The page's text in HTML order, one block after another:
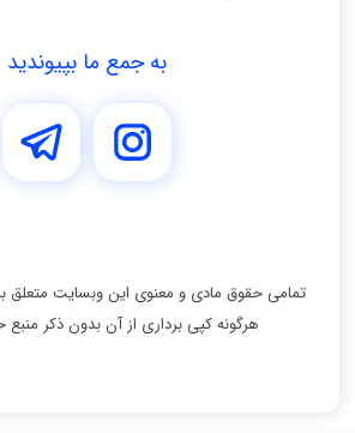
به جمع ما بپیوندید
تمامی حقوق مادی و معنوی اين وبسايت متعلق
هرگونه کپی برداری از آن بدون ذکر